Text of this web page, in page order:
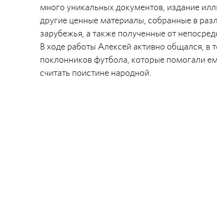
много уникальных документов, издание
другие ценные материалы, собранные в
зарубежья, а также полученные от
В ходе работы Алексей активно общался, в
поклонников футбола, которые помогали
считать поистине народной.